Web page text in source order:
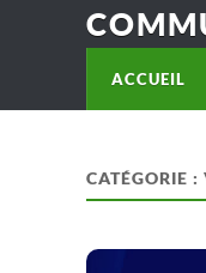
ACCUEIL
CATÉGORIE :